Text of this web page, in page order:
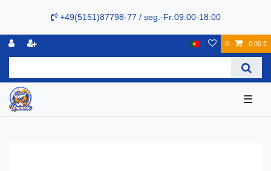
+49(5151)87798-77 / seg.-Fr:09:00-18:00
0 0,00 €
☰